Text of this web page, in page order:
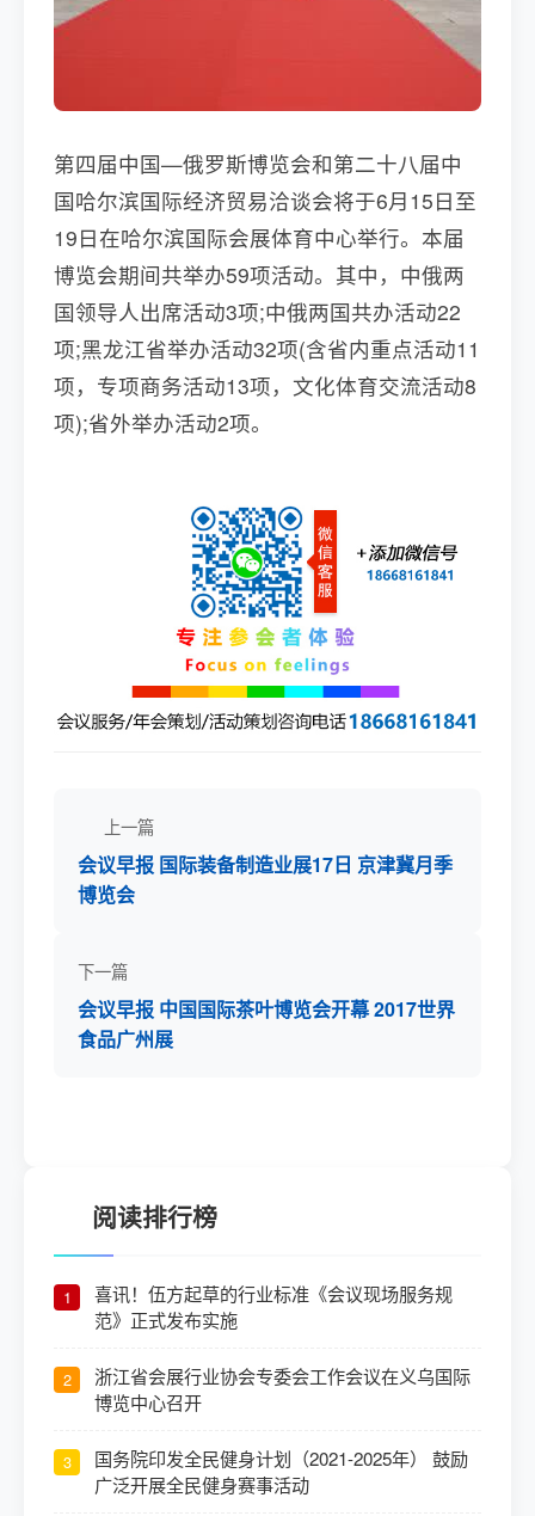
第四届中国—俄罗斯博览会和第二十八届中
国哈尔滨国际经济贸易洽谈会将于6月15日至
19日在哈尔滨国际会展体育中心举行。本届
博览会期间共举办59项活动。其中，中俄两
国领导人出席活动3项;中俄两国共办活动22
项;黑龙江省举办活动32项(含省内重点活动11
项，专项商务活动13项，文化体育交流活动8
项);省外举办活动2项。
上一篇
会议早报 国际装备制造业展17日 京津冀月季
博览会
下一篇
会议早报 中国国际茶叶博览会开幕 2017世界
食品广州展
阅读排行榜
1
喜讯！伍方起草的行业标准《会议现场服务规
范》正式发布实施
2
浙江省会展行业协会专委会工作会议在义乌国际
博览中心召开
3
国务院印发全民健身计划（2021-2025年） 鼓励
广泛开展全民健身赛事活动